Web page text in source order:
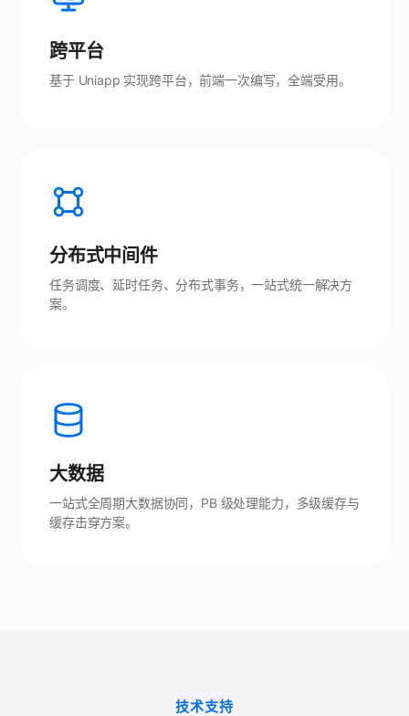
跨平台
基于 Uniapp 实现跨平台，前端一次编写，全端受用。
分布式中间件
任务调度、延时任务、分布式事务，一站式统一解决方
案。
大数据
一站式全周期大数据协同，PB 级处理能力，多级缓存与
缓存击穿方案。
技术支持